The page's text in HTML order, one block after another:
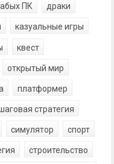
ПК драки
казуальные игры
квест
открытый мир
платформер
стратегия
симулятор спорт
строительство